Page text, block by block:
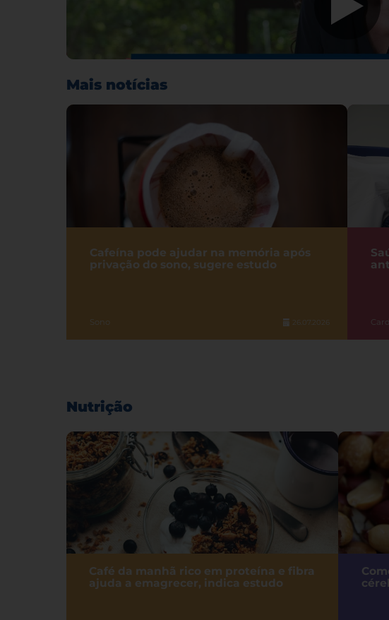
Mais notícias
Cafeína pode ajudar na memória após
privação do sono, sugere estudo
Sono 26.07.2026
Nutrição
Café da manhã rico em proteína e fibra
ajuda a emagrecer, indica estudo